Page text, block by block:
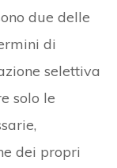
due delle
di
selettiva
solo le
dei propri